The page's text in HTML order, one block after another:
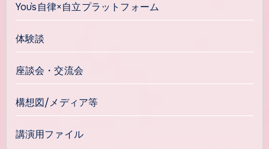
You`s自律×自立プラットフォーム
体験談
座談会・交流会
構想図/メディア等
講演用ファイル